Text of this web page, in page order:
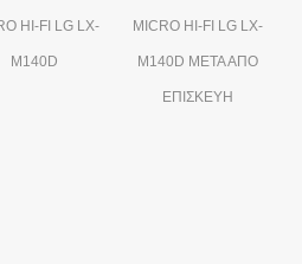
HI-FI LG LX-
M140D
MICRO HI-FI LG LX-
M140D ΜΕΤΑ ΑΠΟ
ΕΠΙΣΚΕΥΗ